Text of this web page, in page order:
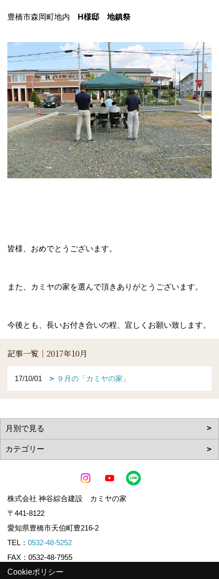
豊橋市森岡町地内 H様邸 地鎮祭
皆様、おめでとうございます。
また、カミヤの家を選んで頂きありがとうございます。
今後とも、長いお付き合いの程、宜しくお願い致します。
記事一覧｜2017年10月
17/10/01 ９月の「カミヤの家」
株式会社 神谷綜合建設 カミヤの家
〒441-8122
愛知県豊橋市天伯町豊216-2
TEL： 0532-48-5252
FAX：0532-48-7955
Cookieポリシー